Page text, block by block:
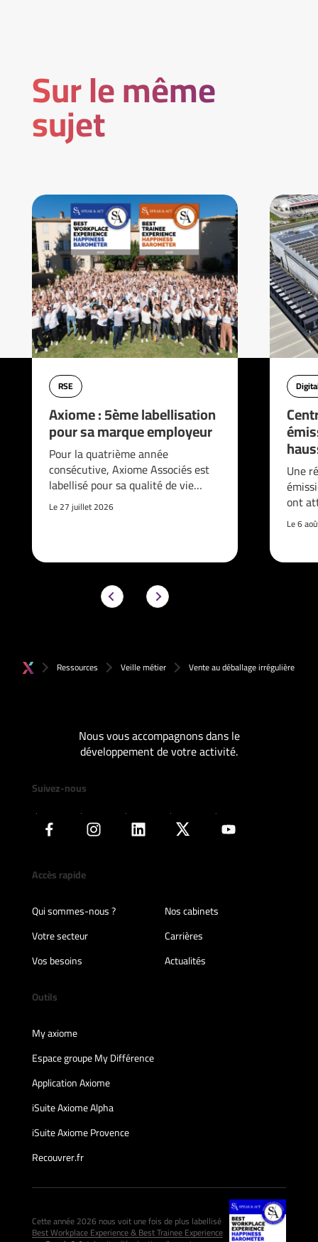
Sur le même
sujet
RSE
Axiome : 5ème labellisation
pour sa marque employeur
Pour la quatrième année
consécutive, Axiome Associés est
labellisé pour sa qualité de vie…
Le 27 juillet 2026
Une
ont
Le 6
Ressources Veille métier Vente au déballage irrégulière
Nous vous accompagnons dans le
développement de votre activité.
Suivez-nous
Accès rapide
Qui sommes-nous ?
Nos cabinets
Votre secteur
Carrières
Vos besoins
Actualités
Outils
My axiome
Espace groupe My Différence
Application Axiome
iSuite Axiome Alpha
iSuite Axiome Provence
Recouvrer.fr
Cette année 2026 nous voit une fois de plus labellisé
Best Workplace Experience & Best Trainee Experience